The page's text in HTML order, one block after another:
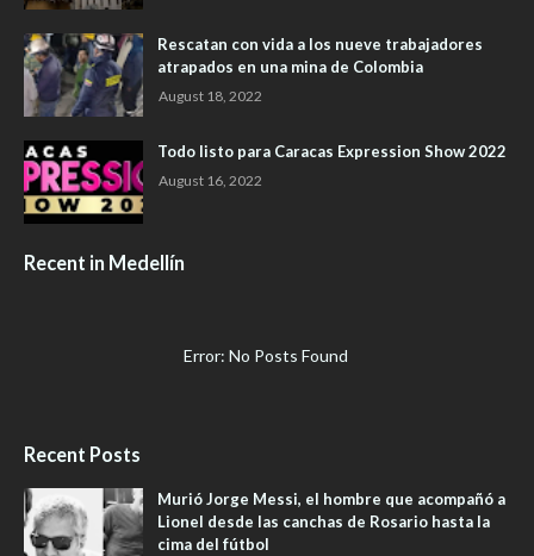
Rescatan con vida a los nueve trabajadores
atrapados en una mina de Colombia
August 18, 2022
Todo listo para Caracas Expression Show 2022
August 16, 2022
Recent in Medellín
Error: No Posts Found
Recent Posts
Murió Jorge Messi, el hombre que acompañó a
Lionel desde las canchas de Rosario hasta la
cima del fútbol